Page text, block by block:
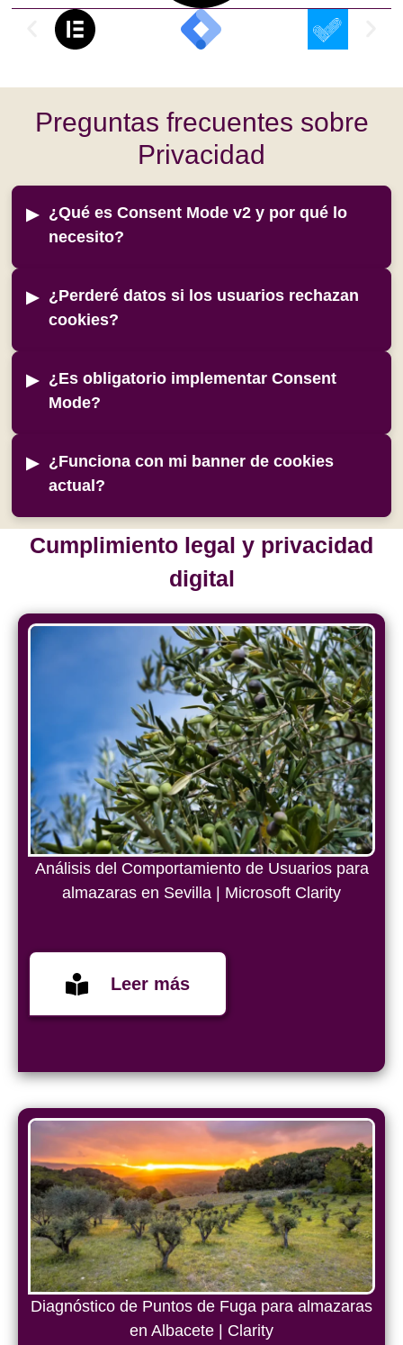
Preguntas frecuentes sobre
Privacidad
¿Qué es Consent Mode v2 y por qué lo
necesito?
¿Perderé datos si los usuarios rechazan
cookies?
¿Es obligatorio implementar Consent
Mode?
¿Funciona con mi banner de cookies
actual?
Cumplimiento legal y privacidad
digital
Análisis del Comportamiento de Usuarios para
almazaras en Sevilla | Microsoft Clarity
Leer más
Diagnóstico de Puntos de Fuga para almazaras
en Albacete | Clarity